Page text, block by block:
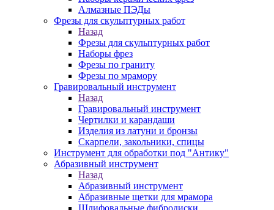
Алмазные ПЭДы
Фрезы для скульптурных работ
Назад
Фрезы для скульптурных работ
Наборы фрез
Фрезы по граниту
Фрезы по мрамору
Гравировальный инструмент
Назад
Гравировальный инструмент
Чертилки и карандаши
Изделия из латуни и бронзы
Скарпели, закольники, спицы
Инструмент для обработки под "Антику"
Абразивный инструмент
Назад
Абразивный инструмент
Абразивные щетки для мрамора
Шлифовальные фибродиски